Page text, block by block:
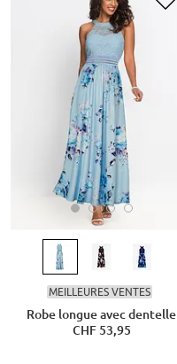
MEILLEURES VENTES
Robe longue avec dentelle
CHF 53,95